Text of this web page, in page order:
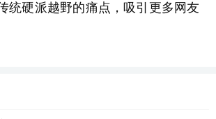
统硬派越野的痛点，吸引更多网友